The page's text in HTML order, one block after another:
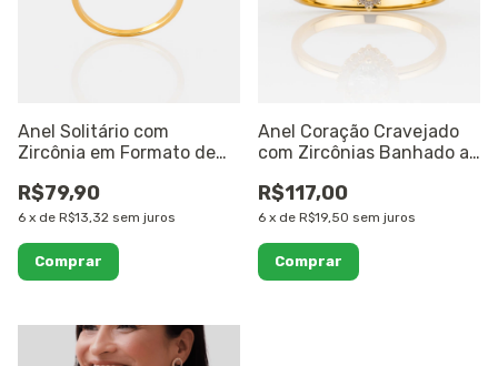
Anel Solitário com
Zircônia em Formato de
18K
R$79,90
6 x de R$13,32 sem juros
Comprar
Anel Coração Cravejado
com Zircônias Banhado a
R$117,00
6 x de R$19,50 sem juros
Comprar